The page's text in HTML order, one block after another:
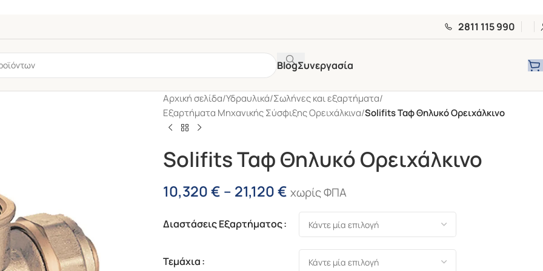
Saniflex Σπιράλ
2811 115 990
BlogΣυνεργασία
Αρχική σελίδα/Υδραυλικά/Σωλήνες και εξαρτήματα/
Εξαρτήματα Μηχανικής Σύσφιξης Ορειχάλκινα/Solifits Ταφ Θηλυκό Ορειχάλκινο
Solifits Ταφ Θηλυκό Ορειχάλκινο
10,320€ – 21,120€ χωρίς ΦΠΑ
Διαστάσεις Εξαρτήματος
Τεμάχια